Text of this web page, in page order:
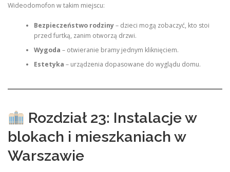
Wideodomofon w takim miejscu:
Bezpieczeństwo rodziny– dzieci mogą zobaczyć, kto stoi
przed furtką, zanim otworzą drzwi.
Wygoda – otwieranie bramy jednym kliknięciem.
Estetyka – urządzenia dopasowane do wyglądu domu.
Rozdział 23: Instalacje w
blokach i mieszkaniach w
Warszawie